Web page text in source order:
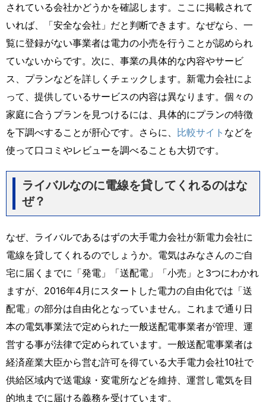
されている会社かどうかを確認します。ここに掲載されて
いれば、「安全な会社」だと判断できます。なぜなら、一
覧に登録がない事業者は電力の小売を行うことが認められ
ていないからです。次に、事業の具体的な内容やサービ
ス、プランなどを詳しくチェックします。新電力会社によ
って、提供しているサービスの内容は異なります。個々の
家庭に合うプランを見つけるには、具体的にプランの特徴
を下調べすることが肝心です。さらに、 比較サイト などを
使って口コミやレビューを調べることも大切です。
ライバルなのに電線を貸してくれるのはな
ぜ？
なぜ、ライバルであるはずの大手電力会社が新電力会社に
電線を貸してくれるのでしょうか。電気はみなさんのご自
宅に届くまでに「発電」「送配電」「小売」と3つにわかれ
ますが、2016年4月にスタートした電力の自由化では「送
配電」の部分は自由化となっていません。これまで通り日
本の電気事業法で定められた一般送配電事業者が管理、運
営する事が法律で定められています。一般送配電事業者は
経済産業大臣から営む許可を得ている大手電力会社10社で
供給区域内で送電線・変電所などを維持、運営し電気を目
的地までに届ける義務を受けています。